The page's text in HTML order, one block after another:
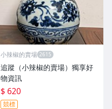
小辣椒的賣場
追蹤（小辣椒的賣場）獨享好
物資訊
$ 620
競標